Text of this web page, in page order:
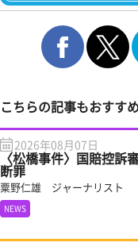
こちらの記事もおすすめ
2026年08月07日
〈松橋事件〉国賠控訴
断罪
粟野仁雄 ジャーナリスト
NEWS